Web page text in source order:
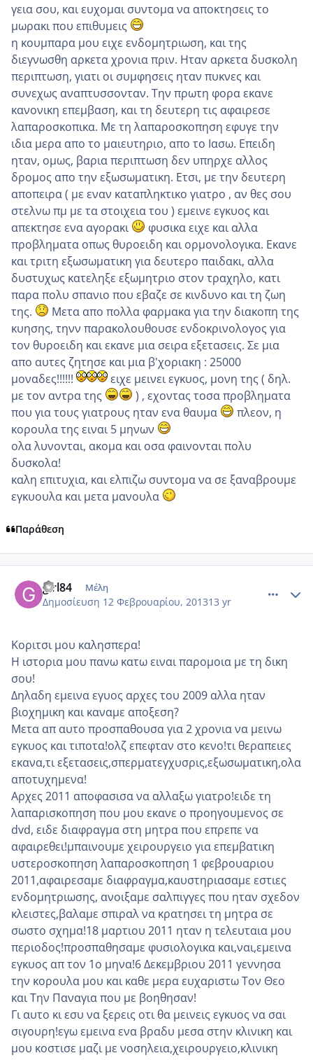
γεια σου, και ευχομαι συντομα να αποκτησεις το
μωρακι που επιθυμεις
η κουμπαρα μου ειχε ενδομητριωση, και της
διεγνωσθη αρκετα χρονια πριν. Ηταν αρκετα δυσκολη
περιπτωση, γιατι οι συμφησεις ηταν πυκνες και
συνεχως αναπτυσσονταν. Την πρωτη φορα εκανε
κανονικη επεμβαση, και τη δευτερη τις αφαιρεσε
λαπαροσκοπικα. Με τη λαπαροσκοπηση εφυγε την
ιδια μερα απο το μαιευτηριο, απο το Ιασω. Επειδη
ηταν, ομως, βαρια περιπτωση δεν υπηρχε αλλος
δρομος απο την εξωσωματικη. Ετσι, με την δευτερη
αποπειρα ( με εναν καταπληκτικο γιατρο , αν θες σου
στελνω πμ με τα στοιχεια του ) εμεινε εγκυος και
απεκτησε ενα αγορακι
φυσικα ειχε και αλλα
προβληματα οπως θυροειδη και ορμονολογικα. Εκανε
και τριτη εξωσωματικη για δευτερο παιδακι, αλλα
δυστυχως κατεληξε εξωμητριο στον τραχηλο, κατι
παρα πολυ σπανιο που εβαζε σε κινδυνο και τη ζωη
της.
Μετα απο πολλα φαρμακα για την διακοπη της
κυησης, τηνν παρακολουθουσε ενδοκρινολογος για
τον θυροειδη και εκανε μια σειρα εξετασεις. Σε μια
απο αυτες ζητησε και μια β'χοριακη : 25000
μοναδες!!!!!!
ειχε μεινει εγκυος, μονη της ( δηλ.
με τον αντρα της
) , εχοντας τοσα προβληματα
που για τους γιατρους ηταν ενα θαυμα
πλεον, η
κορουλα της ειναι 5 μηνων
ολα λυνονται, ακομα και οσα φαινονται πολυ
δυσκολα!
καλη επιτυχια, και ελπιζω συντομα να σε ξαναβρουμε
εγκυουλα και μετα μανουλα
Παράθεση
girl84 Μέλη
Δημοσίευση 12 Φεβρουαρίου, 201313 yr
Κοριτσι μου καλησπερα!
Η ιστορια μου πανω κατω ειναι παρομοια με τη δικη
σου!
Δηλαδη εμεινα εγυος αρχες του 2009 αλλα ηταν
βιοχημικη και καναμε αποξεση?
Μετα απ αυτο προσπαθουσα για 2 χρονια να μεινω
εγκυος και τιποτα!ολζ επεφταν στο κενο!τι θεραπειες
εκανα,τι εξετασεις,σπερματεγχυσρις,εξωσωματικη,ολα
αποτυχημενα!
Αρχες 2011 αποφασισα να αλλαξω γιατρο!ειδε τη
λαπαρισκοπηση που μου εκανε ο προηγουμενος σε
dvd, ειδε διαφραγμα στη μητρα που επρεπε να
αφαιρεθει!μπαινουμε χειρουργειο για επεμβατικη
υστεροσκοπηση λαπαροσκοπηση 1 φεβρουαριου
2011,αφαιρεσαμε διαφραγμα,καυστηριασαμε εστιες
ενδομητριωσης, ανοιξαμε σαλπιγγες που ηταν σχεδον
κλειστες,βαλαμε σπιραλ να κρατησει τη μητρα σε
σωστο σχημα!18 μαρτιου 2011 ηταν η τελευταια μου
περιοδος!προσπαθησαμε φυσιολογικα και,ναι,εμεινα
εγκυος απ τον 1ο μηνα!6 Δεκεμβριου 2011 γεννησα
την κορουλα μου και καθε μερα ευχαριστω Τον Θεο
και Την Παναγια που με βοηθησαν!
Γι αυτο κι εσυ να ξερεις οτι θα μεινεις εγκυος να σαι
σιγουρη!εγω εμεινα ενα βραδυ μεσα στην κλινικη και
μου κοστισε μαζι με νοσηλεια,χειρουργειο,κλινικη